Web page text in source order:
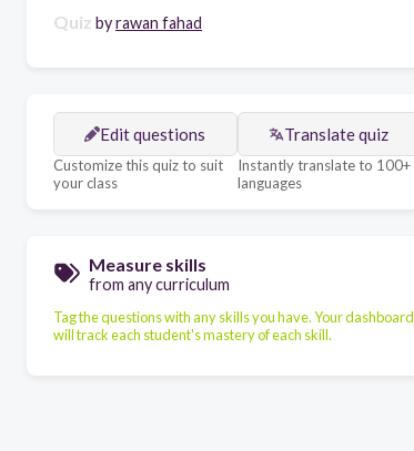
Quiz byrawan fahad
Edit questions
Customize this quiz to suit
your class
Translate quiz
Instantly translate to 100+
languages
Measure skills
from any curriculum
Tag the questions with any skills you have. Your dashboard
will track each student's mastery of each skill.